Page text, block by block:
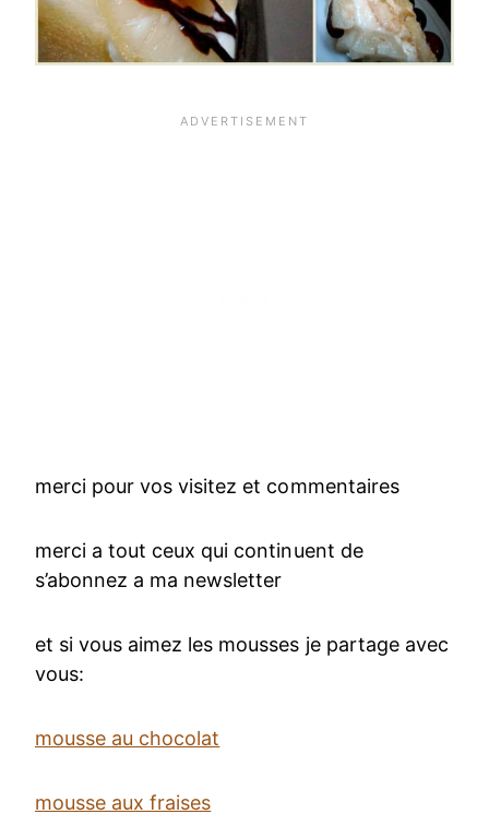
merci pour vos visitez et commentaires
merci a tout ceux qui continuent de
s’abonnez a ma newsletter
et si vous aimez les mousses je partage avec
vous:
mousse au chocolat
mousse aux fraises